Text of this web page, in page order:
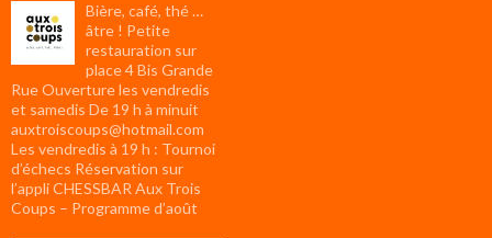
Bière, café, thé …
âtre ! Petite
restauration sur
place 4 Bis Grande
Rue Ouverture les vendredis
et samedis De 19 h à minuit
auxtroiscoups@hotmail.com
Les vendredis à 19 h : Tournoi
d’échecs Réservation sur
l’appli CHESSBAR Aux Trois
Coups – Programme d’août